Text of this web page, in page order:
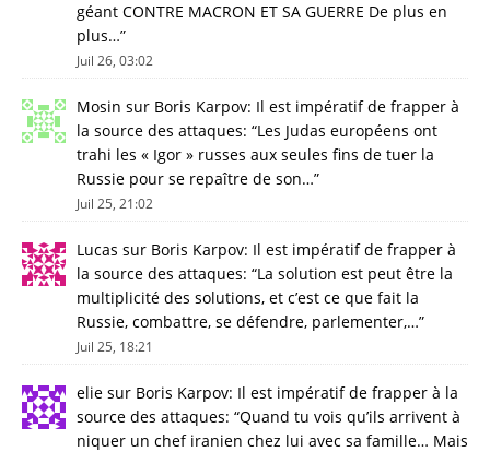
géant CONTRE MACRON ET SA GUERRE De plus en
plus…”
Juil 26, 03:02
Mosin sur Boris Karpov: Il est impératif de frapper à
la source des attaques: “Les Judas européens ont
trahi les « Igor » russes aux seules fins de tuer la
Russie pour se repaître de son…”
Juil 25, 21:02
Lucas sur Boris Karpov: Il est impératif de frapper à
la source des attaques: “La solution est peut être la
multiplicité des solutions, et c’est ce que fait la
Russie, combattre, se défendre, parlementer,…”
Juil 25, 18:21
elie sur Boris Karpov: Il est impératif de frapper à la
source des attaques: “Quand tu vois qu’ils arrivent à
niquer un chef iranien chez lui avec sa famille… Mais